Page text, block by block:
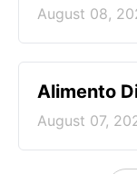
August 08,
Alimento
August 07,